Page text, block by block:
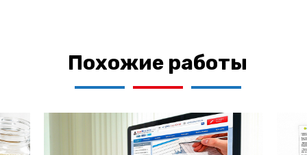
Похожие работы